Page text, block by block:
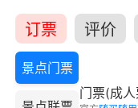
订票 评价
景点门票
门票(成人